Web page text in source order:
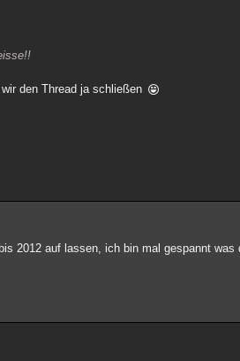
den Thread ja schließen
2012 auf lassen, ich bin mal gespannt was